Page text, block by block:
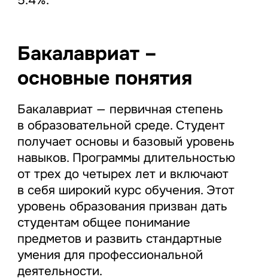
Бакалавриат –
основные понятия
Бакалавриат — первичная степень
в образовательной среде. Студент
получает основы и базовый уровень
навыков. Программы длительностью
от трех до четырех лет и включают
в себя широкий курс обучения. Этот
уровень образования призван дать
студентам общее понимание
предметов и развить стандартные
умения для профессиональной
деятельности.